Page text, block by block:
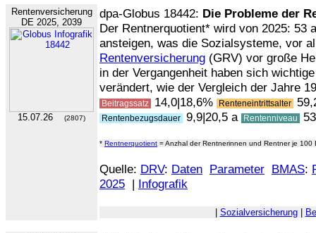
Rentenversicherung
DE 2025, 2039
15.07.26 (2807)
dpa-Globus 18442: Die Probleme der
Der Rentnerquotient* wird von 2025: 53
ansteigen, was die Sozialsysteme, vor
Rentenversicherung (GRV) vor große
in der Vergangenheit haben sich
verändert, wie der Vergleich der Jahre
Beitragssatz 14,0|18,6% Renteneintrittsalter
Rentenbezugsdauer 9,9|20,5 a Rentenniveau
* Rentnerquotient = Anzhal der Rentnerinnen und Rentner je 100
Quelle: DRV: Daten Parameter BMAS:
2025 | Infografik
Sozialversicherung|